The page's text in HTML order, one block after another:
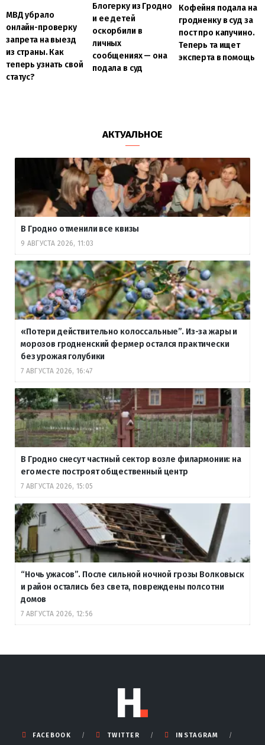
МВД убрало
онлайн-проверку
запрета на выезд
из страны. Как
теперь узнать свой
статус?
Блогерку из Гродно
и ее детей
оскорбили в
личных
сообщениях — она
подала в суд
Кофейня подала на
гродненку в суд за
пост про капучино.
Теперь та ищет
эксперта в помощь
АКТУАЛЬНОЕ
В Гродно отменили все квизы
9 АВГУСТА 2026, 11:03
«Потери действительно колоссальные”. Из-за жары и
морозов гродненский фермер остался практически
без урожая голубики
7 АВГУСТА 2026, 16:47
В Гродно снесут частный сектор возле филармонии: на
его месте построят общественный центр
7 АВГУСТА 2026, 15:05
“Ночь ужасов”. После сильной ночной грозы Волковыск
и район остались без света, повреждены полсотни
домов
7 АВГУСТА 2026, 12:56
FACEBOOK TWITTER
INSTAGRAM